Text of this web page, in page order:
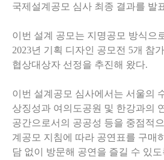
국제설계공모 심사 최종 결과를 발
이번 설계 공모는 지명공모 방식으
2023년 기획 디자인 공모전 5개 참
협상대상자 선정을 추진해 왔다.
이번 설계공모 심사에서는 서울의
상징성과 여의도공원 및 한강과의
공간으로서의 공공성 등을 중점적
계공모 지침에 따라 공연표를 구매
담 없이 방문해 공연을 즐길 수 있